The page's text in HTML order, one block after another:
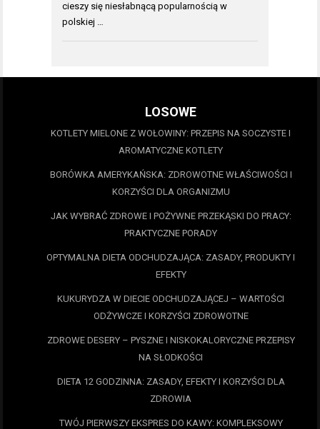
cieszy się niesłabnącą popularnością w
polskiej …
LOSOWE
KOTLETY MIELONE Z WOŁOWINY: PRZEPIS NA SOCZYSTE I
AROMATYCZNE KOTLETY
BORÓWKA AMERYKAŃSKA: ZDROWOTNE WŁAŚCIWOŚCI I
KORZYŚCI DLA ORGANIZMU
JAK WYBRAĆ ZDROWE I POŻYWNE PRZEKĄSKI DO PRACY:
PRAKTYCZNE PORADY
OPTYMALNA DIETA ODCHUDZAJĄCA: ZASADY, PRODUKTY I
EFEKTY
KUKURYDZA W DIECIE ODCHUDZAJĄCEJ – WARTOŚCI
ODŻYWCZE I KORZYŚCI ZDROWOTNE
ZDROWE DESERY – PYSZNE I NISKOKALORYCZNE PRZEPISY
NA SŁODKOŚCI
DIETA 12 GODZINNA: ZASADY, EFEKTY I KORZYŚCI DLA
ZDROWIA
TWÓJ PIERWSZY EKSPRES DO KAWY: KOMPLEKSOWY